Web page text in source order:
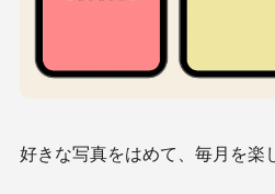
好きな写真をはめて、毎月を楽